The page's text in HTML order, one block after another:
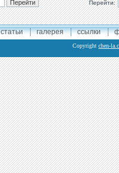
Перейти:
статьи галерея ссылки
Copyright chen-